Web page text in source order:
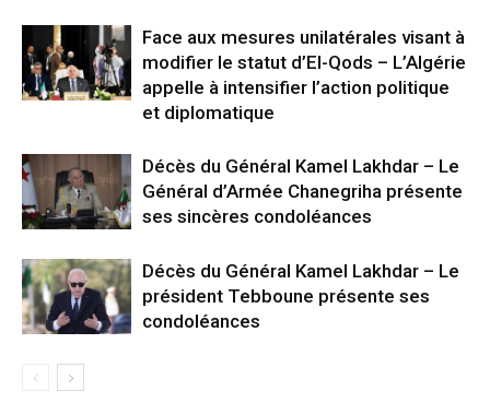
Face aux mesures unilatérales visant à
modifier le statut d’El-Qods – L’Algérie
appelle à intensifier l’action politique
et diplomatique
Décès du Général Kamel Lakhdar – Le
Général d’Armée Chanegriha présente
ses sincères condoléances
Décès du Général Kamel Lakhdar – Le
président Tebboune présente ses
condoléances